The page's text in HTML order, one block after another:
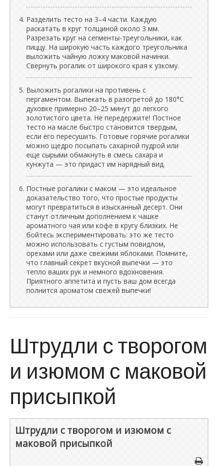
Разделить тесто на 3–4 части. Каждую
раскатать в круг толщиной около 3 мм.
Разрезать круг на сегменты-треугольники, как
пиццу. На широкую часть каждого треугольника
выложить чайную ложку маковой начинки.
Свернуть рогалик от широкого края к узкому.
Выложить рогалики на противень с
пергаментом. Выпекать в разогретой до 180°C
духовке примерно 20–25 минут до легкого
золотистого цвета. Не передержите! Постное
тесто на масле быстро становится твердым,
если его пересушить. Готовые горячие рогалики
можно щедро посыпать сахарной пудрой или
еще сырыми обмакнуть в смесь сахара и
кунжута — это придаст им нарядный вид.
Постные рогалики с маком — это идеальное
доказательство того, что простые продукты
могут превратиться в изысканный десерт. Они
станут отличным дополнением к чашке
ароматного чая или кофе в кругу близких. Не
бойтесь экспериментировать: это же тесто
можно использовать с густым повидлом,
орехами или даже свежими яблоками. Помните,
что главный секрет вкусной выпечки — это
тепло ваших рук и немного вдохновения.
Приятного аппетита и пусть ваш дом всегда
полнится ароматом свежей выпечки!
Штрудли с творогом
и изюмом с маковой
присыпкой
Штрудли с творогом и изюмом с
маковой присыпкой